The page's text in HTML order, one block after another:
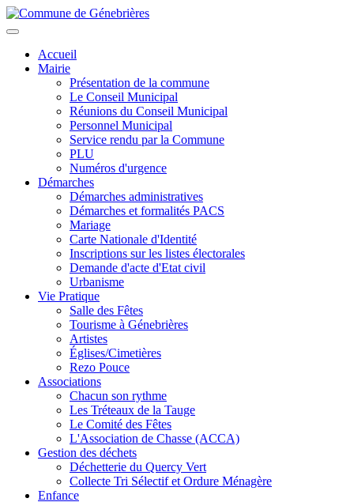
Aller
au
principal
Toggle
navigationAccueil
Mairie
Présentation de la commune
Le Conseil Municipal
Réunions du Conseil Municipal
Personnel Municipal
Service rendu par la Commune
PLU
Numéros d'urgence
Démarches
Démarches administratives
Démarches et formalités PACS
Mariage
Carte Nationale d'Identité
Inscriptions sur les listes électorales
Demande d'acte d'Etat civil
Urbanisme
Vie Pratique
Salle des Fêtes
Tourisme à Génebrières
Artistes
Églises/Cimetières
Rezo Pouce
Associations
Chacun son rythme
Les Tréteaux de la Tauge
Le Comité des Fêtes
L'Association de Chasse (ACCA)
Gestion des déchets
Déchetterie du Quercy Vert
Collecte Tri Sélectif et Ordure Ménagère
Enfance